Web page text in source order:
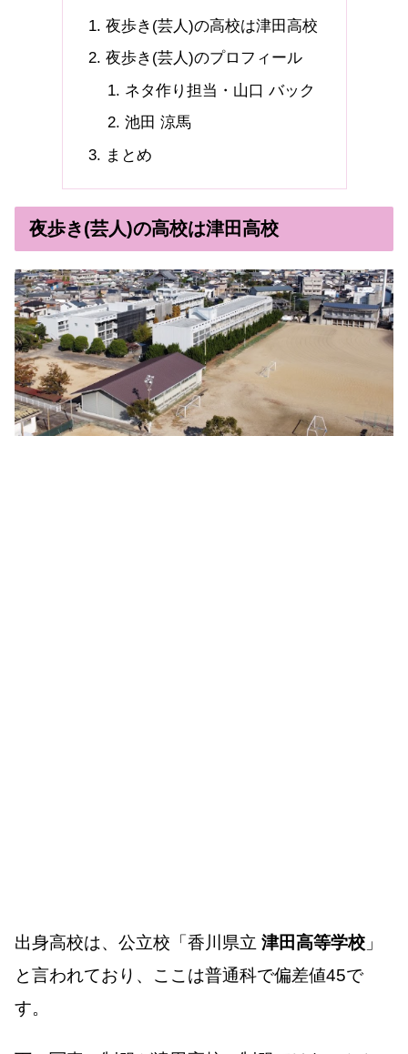
夜歩き(芸人)の高校は津田高校
夜歩き(芸人)のプロフィール
ネタ作り担当・山口 バック
池田 涼馬
まとめ
夜歩き(芸人)の高校は津田高校
出身高校は、公立校「香川県立 津田高等学校 」
と言われており、ここは普通科で偏差値45で
す。